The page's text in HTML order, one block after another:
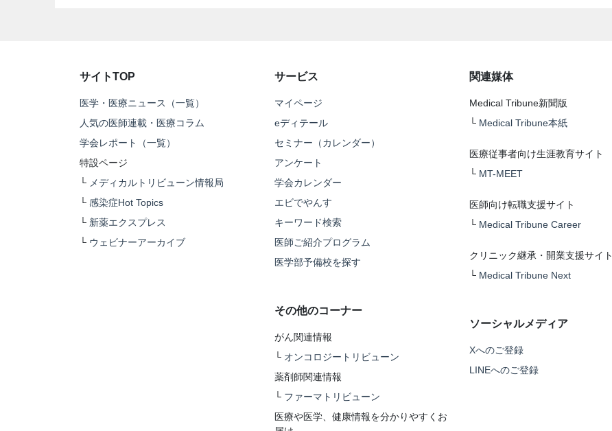
サイトTOP
医学・医療ニュース（一覧）
人気の医師連載・医療コラム
学会レポート（一覧）
特設ページ
└ メディカルトリビューン情報局
└ 感染症Hot Topics
└ 新薬エクスプレス
└ ウェビナーアーカイブ
サービス
マイページ
eディテール
セミナー（カレンダー）
アンケート
学会カレンダー
エビでやんす
キーワード検索
医師ご紹介プログラム
医学部予備校を探す
その他のコーナー
がん関連情報
└ オンコロジートリビューン
薬剤師関連情報
└ ファーマトリビューン
医療や医学、健康情報を分かりやすくお
関連媒体
Medical Tribune新聞版
└ Medical Tribune本紙
医療従事者向け生涯教育サイト
└ MT-MEET
医師向け転職支援サイト
└ Medical Tribune Career
クリニック継承・開業支援サイト
└ Medical Tribune Next
ソーシャルメディア
Xへのご登録
LINEへのご登録